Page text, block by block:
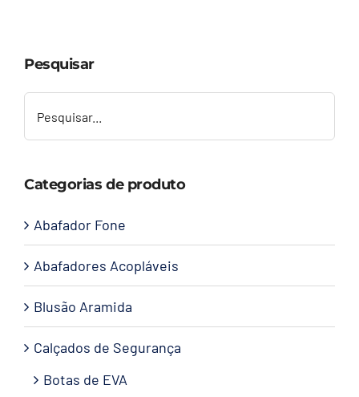
Contato
Pesquisar
Categorias de produto
Abafador Fone
Abafadores Acopláveis
Blusão Aramida
Calçados de Segurança
Botas de EVA